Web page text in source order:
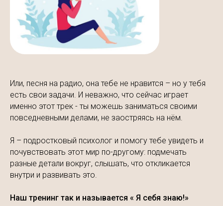
Или, песня на радио, она тебе не нравится – но у тебя
есть свои задачи. И неважно, что сейчас играет
именно этот трек - ты можешь заниматься своими
повседневными делами, не заостряясь на нём.
Я – подростковый психолог и помогу тебе увидеть и
почувствовать этот мир по-другому: подмечать
разные детали вокруг, слышать, что откликается
внутри и развивать это.
Наш тренинг так и называется « Я себя знаю!»